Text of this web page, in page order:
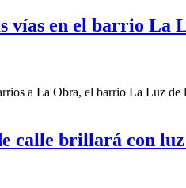
vías en el barrio La
a La Obra, el barrio La Luz de
calle brillará con